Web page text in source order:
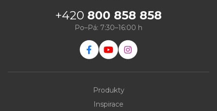
+420 800 858 858
Po–Pá: 7:30–16:00 h
Produkty
Inspirace